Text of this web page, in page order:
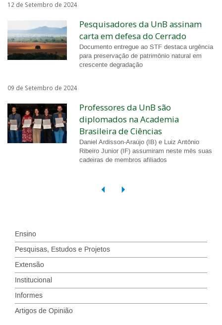
12 de Setembro de 2024
Pesquisadores da UnB assinam
carta em defesa do Cerrado
Documento entregue ao STF destaca urgência
para preservação de patrimônio natural em
crescente degradação
09 de Setembro de 2024
Professores da UnB são
diplomados na Academia
Brasileira de Ciências
Daniel Ardisson-Araújo (IB) e Luiz Antônio
Ribeiro Junior (IF) assumiram neste mês suas
cadeiras de membros afiliados
Ensino
Pesquisas, Estudos e Projetos
Extensão
Institucional
Informes
Artigos de Opinião